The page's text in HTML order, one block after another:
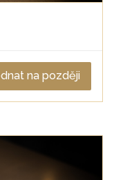
na později